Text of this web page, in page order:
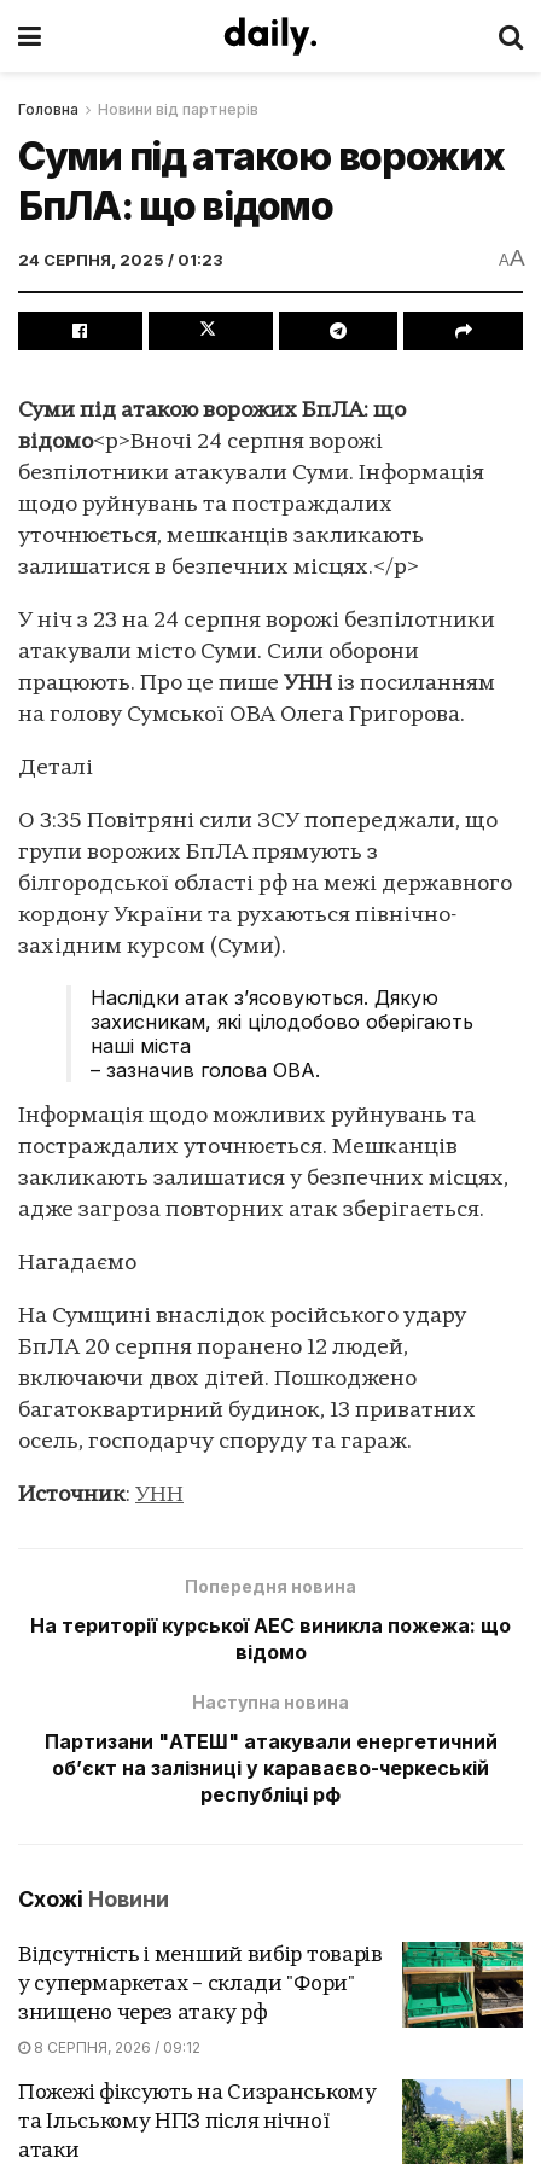
Головна Новини від партнерів
Суми під атакою ворожих
БпЛА: що відомо
24 СЕРПНЯ, 2025 / 01:23 AA
Суми під атакою ворожих БпЛА: що
відомо<p>Вночі 24 серпня ворожі
безпілотники атакували Суми. Інформація
щодо руйнувань та постраждалих
уточнюється, мешканців закликають
залишатися в безпечних місцях.</p>
У ніч з 23 на 24 серпня ворожі безпілотники
атакували місто Суми. Сили оборони
працюють. Про це пише УНН із посиланням
на голову Сумської ОВА Олега Григорова.
Деталі
О 3:35 Повітряні сили ЗСУ попереджали, що
групи ворожих БпЛА прямують з
білгородської області рф на межі державного
кордону України та рухаються північно-
західним курсом (Суми).
Наслідки атак з’ясовуються. Дякую
захисникам, які цілодобово оберігають
наші міста
– зазначив голова ОВА.
Інформація щодо можливих руйнувань та
постраждалих уточнюється. Мешканців
закликають залишатися у безпечних місцях,
адже загроза повторних атак зберігається.
Нагадаємо
На Сумщині внаслідок російського удару
БпЛА 20 серпня поранено 12 людей,
включаючи двох дітей. Пошкоджено
багатоквартирний будинок, 13 приватних
осель, господарчу споруду та гараж.
Источник: УНН
Попередня новина
На території курської АЕС виникла пожежа: що
відомо
Наступна новина
Партизани "АТЕШ" атакували енергетичний
обʼєкт на залізниці у караваєво-черкеській
республіці рф
Схожі Новини
Відсутність і менший вибір товарів
у супермаркетах – склади "Фори"
знищено через атаку рф
8 СЕРПНЯ, 2026 / 09:12
Пожежі фіксують на Сизранському
та Ільському НПЗ після нічної
атаки